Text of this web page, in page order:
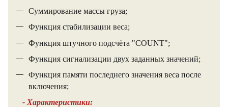
Суммирование массы груза;
Функция стабилизации веса;
Функция штучного подсчёта "COUNT";
Функция сигнализации двух заданных значений;
Функция памяти последнего значения веса после
включения;
- Характеристики: